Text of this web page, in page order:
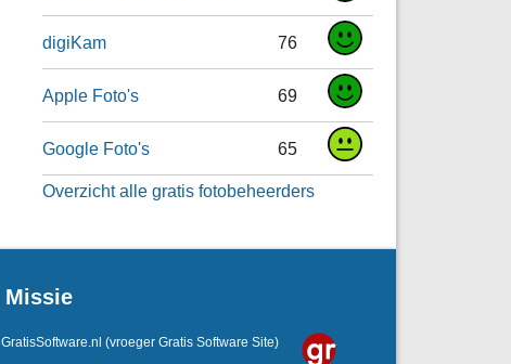
digiKam 76
Apple Foto's 69
Google Foto's 65
Overzicht alle gratis fotobeheerders
Missie
GratisSoftware.nl (vroeger Gratis Software Site)